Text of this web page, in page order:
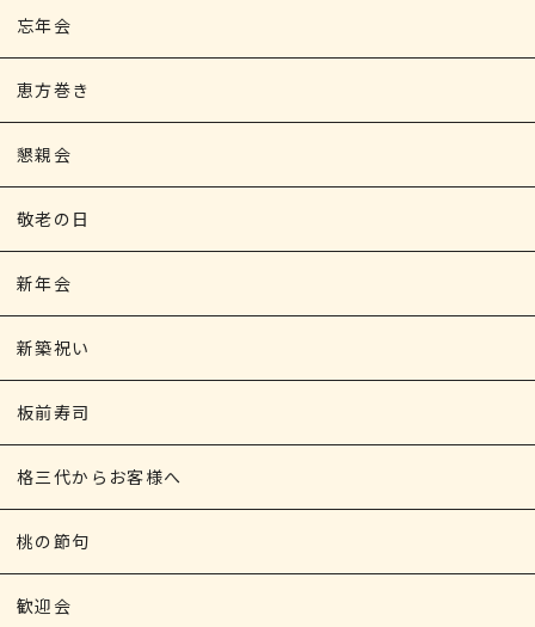
忘年会
恵方巻き
懇親会
敬老の日
新年会
新築祝い
板前寿司
格三代からお客様へ
桃の節句
歓迎会